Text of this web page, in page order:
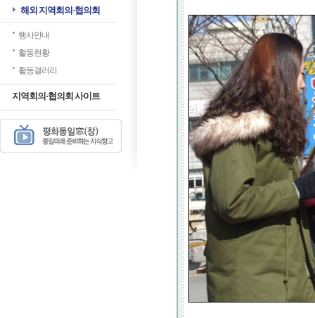
해외 지역회의·협의회
행사안내
활동현황
활동갤러리
지역회의·협의회 사이트